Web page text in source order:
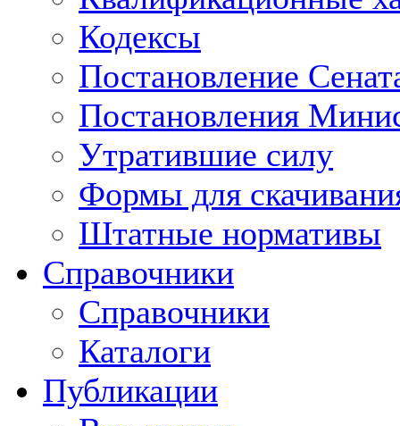
Кодексы
Постановление
Постановления
Утратившие силу
Формы для
Штатные нормативы
Справочники
Справочники
Каталоги
Публикации